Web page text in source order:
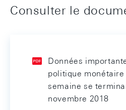
Consulter le
Données
politique monétaire
semaine se
novembre 2018